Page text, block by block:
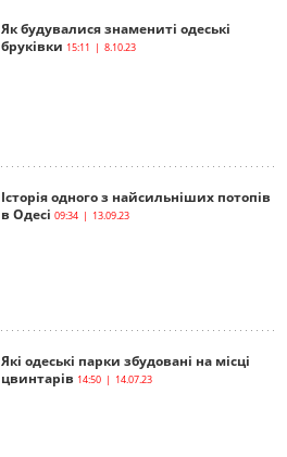
Як будувалися знамениті одеські
бруківки 15:11 | 8.10.23
Історія одного з найсильніших потопів
в Одесі 09:34 | 13.09.23
Які одеські парки збудовані на місці
цвинтарів 14:50 | 14.07.23